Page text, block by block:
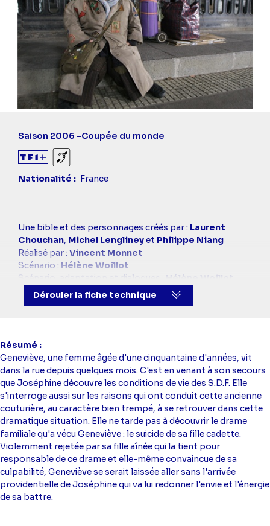
Saison 2006 -Coupée du monde
Sourds et malentendants
Nationalité
France
Casting
simba
Une bible et des personnages créés par : Laurent
Chouchan, Michel Lenglineyet Philippe Niang
Réalisé par : Vincent Monnet
Scénario : Hélène Woillot
Scénario, adaptation et dialogues :
Hélène Woillot
Avec : Mimie Mathy (Joséphine),
Hélène Vincent
Caroline Maillard
(Chauffeur de taxi),
Bacq), Gabrielle Bonacini(Permanente réinsertion),
Benjamin Cohen(Pote agression),Malcolm Conrath
(Martin Barnier),Zazie Delem(Véro la collègue),
Caroline Frossard (Femme décolletée),Sophie
Gourdin(Employée du centre),Frédéric Hulné
(Patron boutique),Arsène Jiroyan (Gendarme),
Philippe Kerjean(Employé file d'attente),Patrick
Mazet(Employé futon),Diane Pierens(Patronne
magasin),Louis Salkind(Gamin agression),Philippe
Soutan(Homme SAMU social)
Montage :Catherine Renault
Dérouler la fiche technique
Résumé
Geneviève, une femme âgée d'une cinquantaine d'années, vit
dans la rue depuis quelques mois. C'est en venant à son secours
que Joséphine découvre les conditions de vie des S.D.F. Elle
s'interroge aussi sur les raisons qui ont conduit cette ancienne
couturière, au caractère bien trempé, à se retrouver dans cette
dramatique situation. Elle ne tarde pas à découvrir le drame
familiale qu'a vécu Geneviève : le suicide de sa fille cadette.
Violemment rejetée par sa fille aînée qui la tient pour
responsable de ce drame et elle-même convaincue de sa
culpabilité, Geneviève se serait laissée aller sans l'arrivée
providentielle de Joséphine qui va lui redonner l'envie et l'énergie
de sa battre.